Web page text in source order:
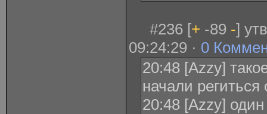
#236 [+ -89 -]
09:24:29 · 0
20:48 [Azzy]
начали
20:48 [Azzy] один